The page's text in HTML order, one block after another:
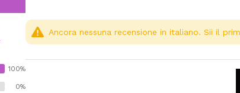
100%
0%
Ancora nessuna recensione in italiano. Sii il